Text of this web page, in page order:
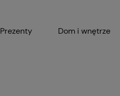
Prezenty Dom i wnętrze